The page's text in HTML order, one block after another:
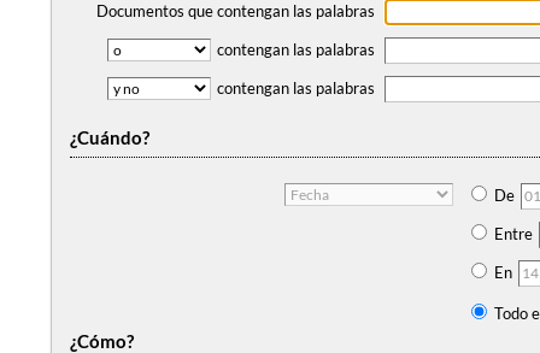
Documentos que contengan las palabras
contengan las palabras
contengan las palabras
¿Cuándo?
De
Entre
En
Todo
¿Cómo?